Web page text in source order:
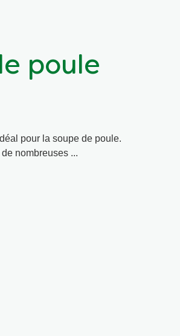
poule
pour la soupe de poule.
nombreuses ...